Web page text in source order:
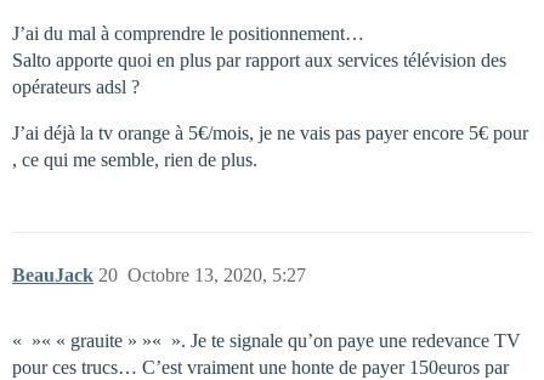
J’ai du mal à comprendre le positionnement…
Salto apporte quoi en plus par rapport aux services télévision des
opérateurs adsl ?
J’ai déjà la tv orange à 5€/mois, je ne vais pas payer encore 5€ pour
, ce qui me semble, rien de plus.
BeauJack Octobre 13, 2020, 5:27
20
« »« « grauite » »« ». Je te signale qu’on paye une redevance TV
pour ces trucs… C’est vraiment une honte de payer 150euros par